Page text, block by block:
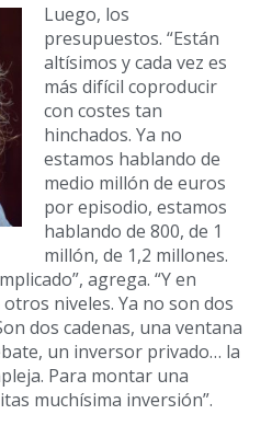
Luego, los
presupuestos. “Están
altísimos y cada vez es
más difícil coproducir
con costes tan
hinchados. Ya no
estamos hablando de
medio millón de euros
por episodio, estamos
hablando de 800, de 1
millón, de 1,2 millones.
agrega. “Y en
niveles. Ya no son dos
dos cadenas, una ventana
un inversor privado… la
Para montar una
muchísima inversión”.